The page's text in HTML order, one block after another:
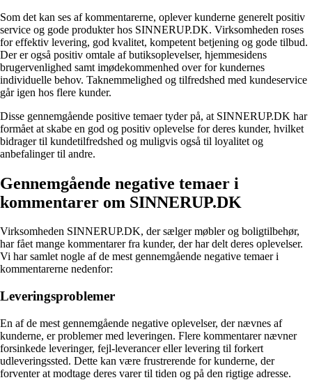
Som det kan ses af kommentarerne, oplever kunderne generelt positiv
service og gode produkter hos SINNERUP.DK. Virksomheden roses
for effektiv levering, god kvalitet, kompetent betjening og gode tilbud.
Der er også positiv omtale af butiksoplevelser, hjemmesidens
brugervenlighed samt imødekommenhed over for kundernes
individuelle behov. Taknemmelighed og tilfredshed med kundeservice
går igen hos flere kunder.
Disse gennemgående positive temaer tyder på, at SINNERUP.DK har
formået at skabe en god og positiv oplevelse for deres kunder, hvilket
bidrager til kundetilfredshed og muligvis også til loyalitet og
anbefalinger til andre.
Gennemgående negative temaer i
kommentarer om SINNERUP.DK
Virksomheden SINNERUP.DK, der sælger møbler og boligtilbehør,
har fået mange kommentarer fra kunder, der har delt deres oplevelser.
Vi har samlet nogle af de mest gennemgående negative temaer i
kommentarerne nedenfor:
Leveringsproblemer
En af de mest gennemgående negative oplevelser, der nævnes af
kunderne, er problemer med leveringen. Flere kommentarer nævner
forsinkede leveringer, fejl-leverancer eller levering til forkert
udleveringssted. Dette kan være frustrerende for kunderne, der
forventer at modtage deres varer til tiden og på den rigtige adresse.